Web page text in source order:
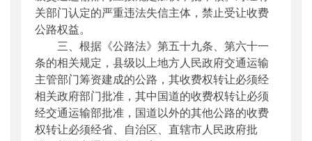
关部门认定的严重违法失信主体，禁止受让收费
公路权益。
三、根据《公路法》第五十九条、第六十一
条的相关规定，县级以上地方人民政府交通运输
主管部门筹资建成的公路，其收费权转让必须经
相关政府部门批准，其中国道的收费权转让必须
经交通运输部批准，国道以外的其他公路的收费
权转让必须经省、自治区、直辖市人民政府批